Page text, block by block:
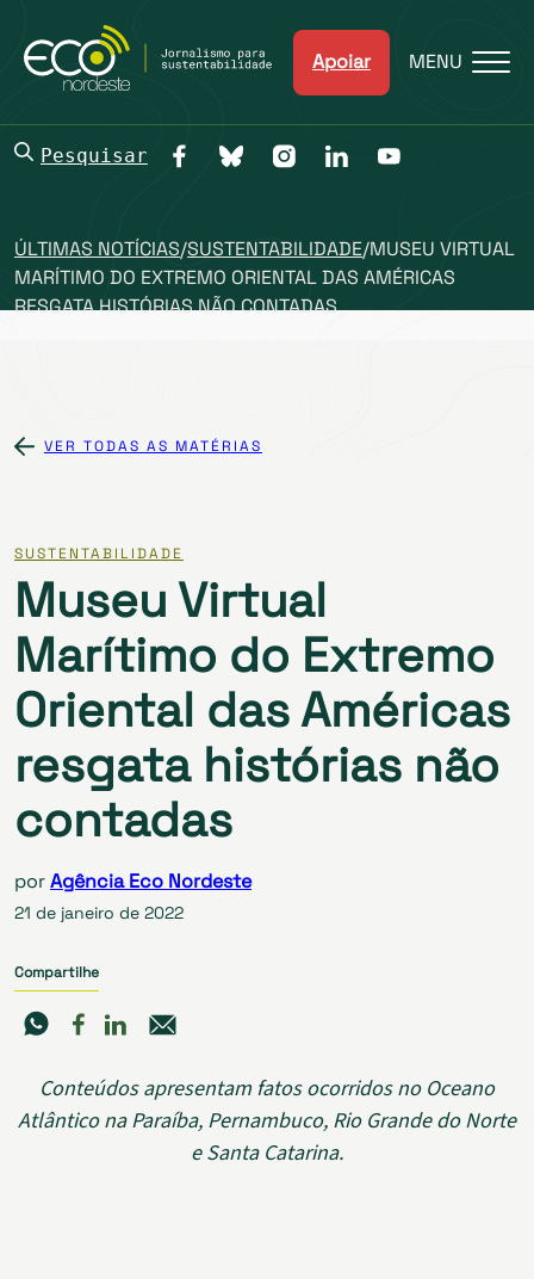
Apoiar MENU
Pesquisar
ÚLTIMAS NOTÍCIAS/SUSTENTABILIDADE/MUSEU VIRTUAL
MARÍTIMO DO EXTREMO ORIENTAL DAS AMÉRICAS
RESGATA HISTÓRIAS NÃO CONTADAS
VER TODAS AS MATÉRIAS
SUSTENTABILIDADE
Museu Virtual
Marítimo do Extremo
Oriental das Américas
resgata histórias não
contadas
porAgência Eco Nordeste
21 de janeiro de 2022
Compartilhe
Conteúdos apresentam fatos ocorridos no Oceano
Atlântico na Paraíba, Pernambuco, Rio Grande do Norte
e Santa Catarina.